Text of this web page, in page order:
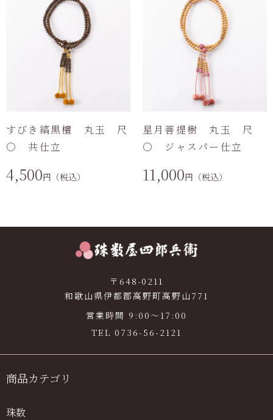
すびき縞黒檀 丸玉 尺
〇 共仕立
4,500円（税込）
星月菩提樹 丸玉 尺
〇 ジャスパー仕立
11,000円（税込）
〒648-0211
和歌山県伊都郡高野町高野山771
営業時間 9:00〜17:00
TEL 0736-56-2121
商品カテゴリ
珠数